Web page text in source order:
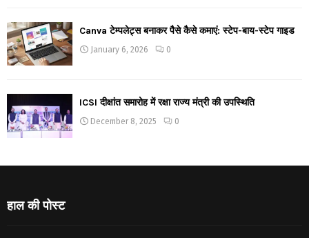
Canva टेम्पलेट्स बनाकर पैसे कैसे कमाएं: स्टेप-बाय-स्टेप गाइड
January 6, 2026 0
ICSI दीक्षांत समारोह में रक्षा राज्य मंत्री की उपस्थिति
December 8, 2025 0
हाल की पोस्ट